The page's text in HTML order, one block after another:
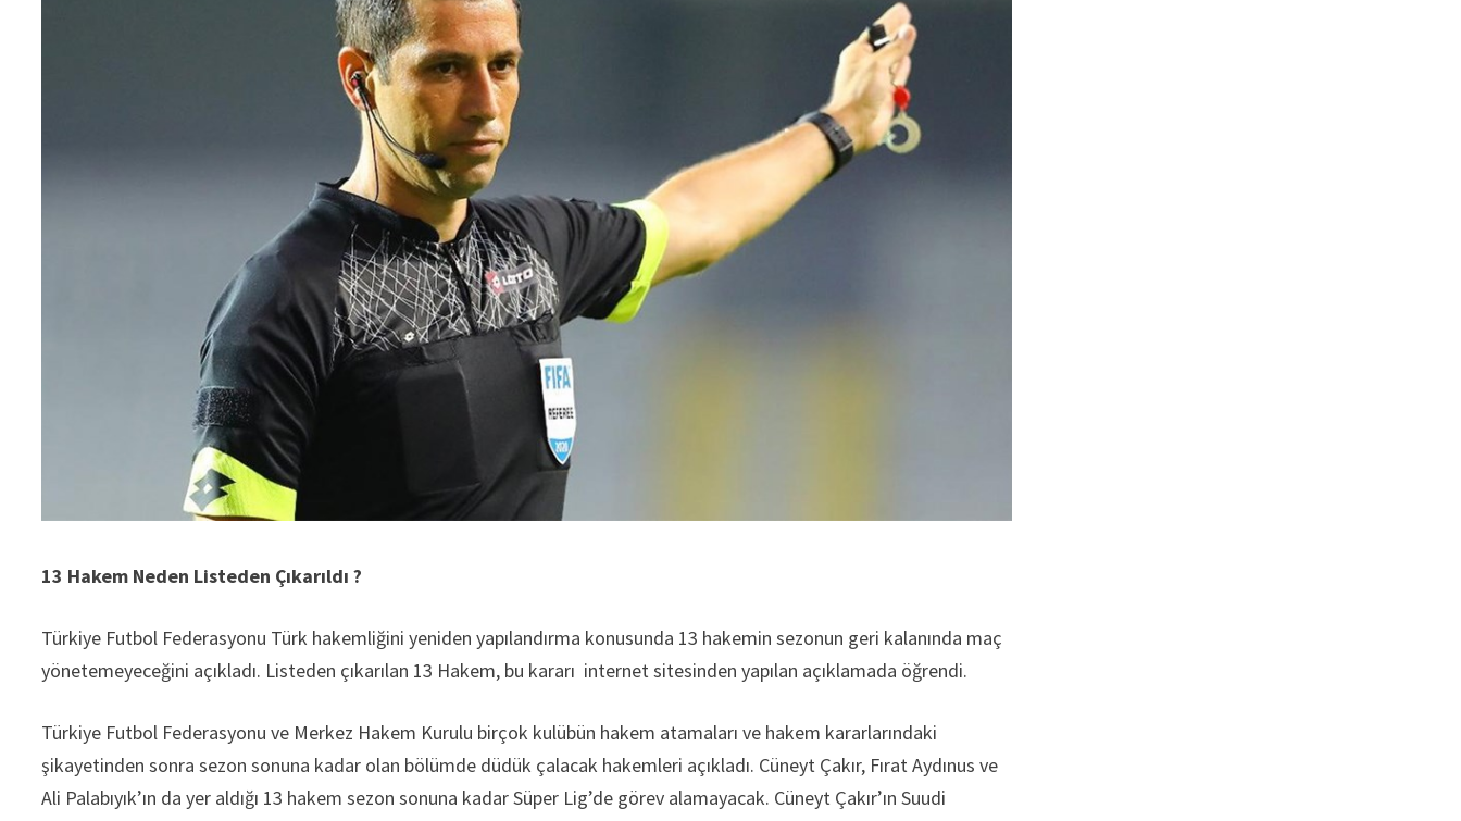
13 Hakem Neden Listeden Çıkarıldı ?
Türkiye Futbol Federasyonu Türk hakemliğini yeniden yapılandırma konusunda 13 hakemin sezonun geri kalanında maç
yönetemeyeceğini açıkladı. Listeden çıkarılan 13 Hakem, bu kararı internet sitesinden yapılan açıklamada öğrendi.
Türkiye Futbol Federasyonu ve Merkez Hakem Kurulu birçok kulübün hakem atamaları ve hakem kararlarındaki
şikayetinden sonra sezon sonuna kadar olan bölümde düdük çalacak hakemleri açıkladı. Cüneyt Çakır, Fırat Aydınus ve
Ali Palabıyık’ın da yer aldığı 13 hakem sezon sonuna kadar Süper Lig’de görev alamayacak. Cüneyt Çakır’ın Suudi